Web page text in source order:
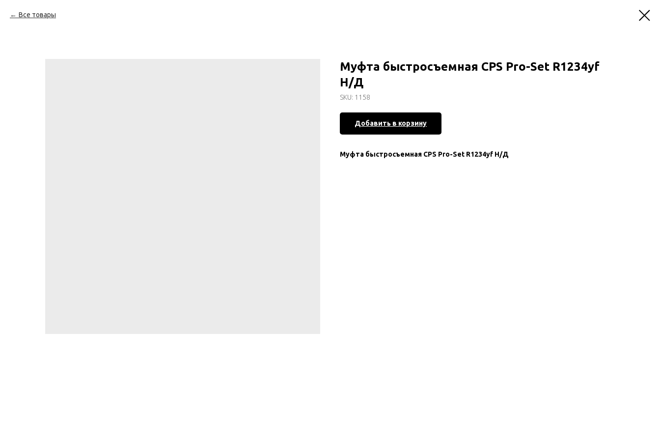
Все товары
Муфта быстросъемная СPS Pro-Set R1234yf
Н/Д
SKU: 1158
Добавить в корзину
Муфта быстросъемная СPS Pro-Set R1234yf Н/Д